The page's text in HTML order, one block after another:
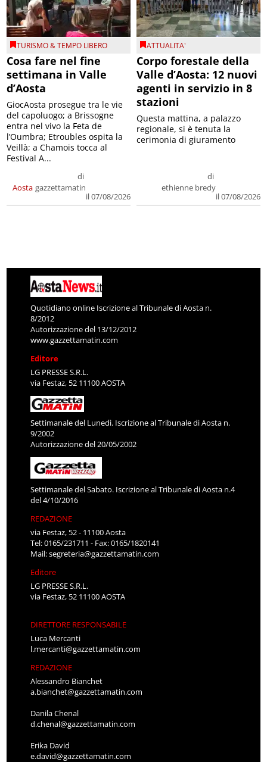
TURISMO & TEMPO LIBERO
Cosa fare nel fine
settimana in Valle
d’Aosta
Aosta
di
gazzettamatin
il 07/08/2026
GiocAosta prosegue tra le vie
del capoluogo; a Brissogne
entra nel vivo la Feta de
l’Oumbra; Etroubles ospita la
Veillà; a Chamois tocca al
Festival A...
ATTUALITA'
Corpo forestale della
Valle d’Aosta: 12 nuovi
agenti in servizio in 8
stazioni
di
ethienne bredy
il 07/08/2026
Questa mattina, a palazzo
regionale, si è tenuta la
cerimonia di giuramento
Quotidiano online Iscrizione al Tribunale di Aosta n.
8/2012
Autorizzazione del 13/12/2012
www.gazzettamatin.com
Editore
LG PRESSE S.R.L.
via Festaz, 52 11100 AOSTA
Settimanale del Lunedì. Iscrizione al Tribunale di Aosta n.
9/2002
Autorizzazione del 20/05/2002
Settimanale del Sabato. Iscrizione al Tribunale di Aosta n.4
del 4/10/2016
REDAZIONE
via Festaz, 52 - 11100 Aosta
Tel: 0165/231711 - Fax: 0165/1820141
Mail:segreteria@gazzettamatin.com
Editore
LG PRESSE S.R.L.
via Festaz, 52 11100 AOSTA
DIRETTORE RESPONSABILE
Luca Mercanti
l.mercanti@gazzettamatin.com
REDAZIONE
Alessandro Bianchet
a.bianchet@gazzettamatin.com
Danila Chenal
d.chenal@gazzettamatin.com
Erika David
e.david@gazzettamatin.com